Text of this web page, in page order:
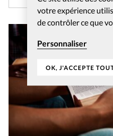
votre expérience
de contrôler ce que
Personnaliser
OK, J'ACCEPTE